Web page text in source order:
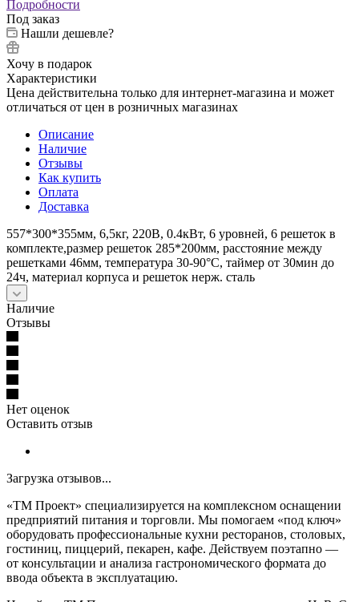
Подробности
Под заказ
Нашли дешевле?
Хочу в подарок
Характеристики
Цена действительна только для интернет-магазина и может
отличаться от цен в розничных магазинах
Описание
Наличие
Отзывы
Как купить
Оплата
Доставка
557*300*355мм, 6,5кг, 220В, 0.4кВт, 6 уровней, 6 решеток в
комплекте,размер решеток 285*200мм, расстояние между
решетками 46мм, температура 30-90°C, таймер от 30мин до
24ч, материал корпуса и решеток нерж. сталь
Наличие
Отзывы
Нет оценок
Оставить отзыв
Загрузка отзывов...
«ТМ Проект» специализируется на комплексном оснащении
предприятий питания и торговли. Мы помогаем «под ключ»
оборудовать профессиональные кухни ресторанов, столовых,
гостиниц, пиццерий, пекарен, кафе. Действуем поэтапно —
от консультации и анализа гастрономического формата до
ввода объекта в эксплуатацию.